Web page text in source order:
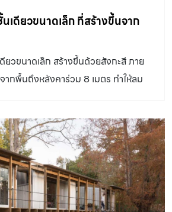
เดียวขนาดเล็ก ที่สร้างขึ้นจาก
ยวขนาดเล็ก สร้างขึ้นด้วยสังกะสี ภาย
กพื้นถึงหลังคาร่วม 8 เมตร ทำให้ลม